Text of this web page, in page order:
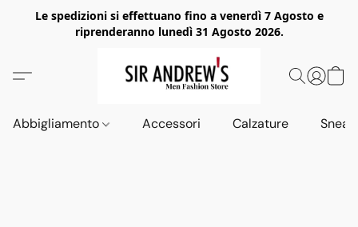
Le spedizioni si effettuano fino a venerdì 7 Agosto e
riprenderanno lunedì 31 Agosto 2026.
Abbigliamento Accessori Calzature